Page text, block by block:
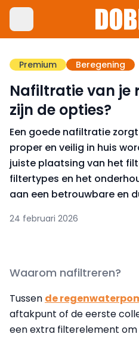
Premium Beregening
Nafiltratie van je
zijn de opties?
Een goede nafiltratie
proper en veilig in huis
juiste plaatsing van het
filtertypes en het
aan een betrouwbare en
24 februari 2026
Waarom nafiltreren?
Tussen de
aftakpunt of de eerste
een extra filterelement